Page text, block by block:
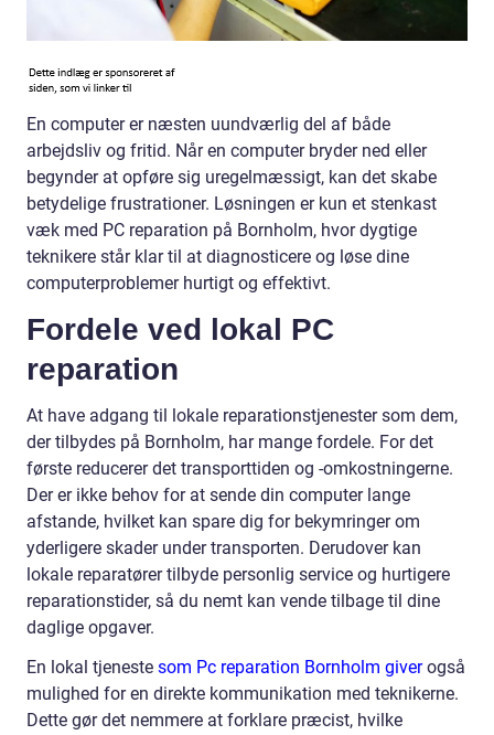
En computer er næsten uundværlig del af både
arbejdsliv og fritid. Når en computer bryder ned eller
begynder at opføre sig uregelmæssigt, kan det skabe
betydelige frustrationer. Løsningen er kun et stenkast
væk med PC reparation på Bornholm, hvor dygtige
teknikere står klar til at diagnosticere og løse dine
computerproblemer hurtigt og effektivt.
Fordele ved lokal PC
reparation
At have adgang til lokale reparationstjenester som dem,
der tilbydes på Bornholm, har mange fordele. For det
første reducerer det transporttiden og -omkostningerne.
Der er ikke behov for at sende din computer lange
afstande, hvilket kan spare dig for bekymringer om
yderligere skader under transporten. Derudover kan
lokale reparatører tilbyde personlig service og hurtigere
reparationstider, så du nemt kan vende tilbage til dine
daglige opgaver.
En lokal tjeneste som Pc reparation Bornholm giverogså
mulighed for en direkte kommunikation med teknikerne.
Dette gør det nemmere at forklare præcist, hvilke